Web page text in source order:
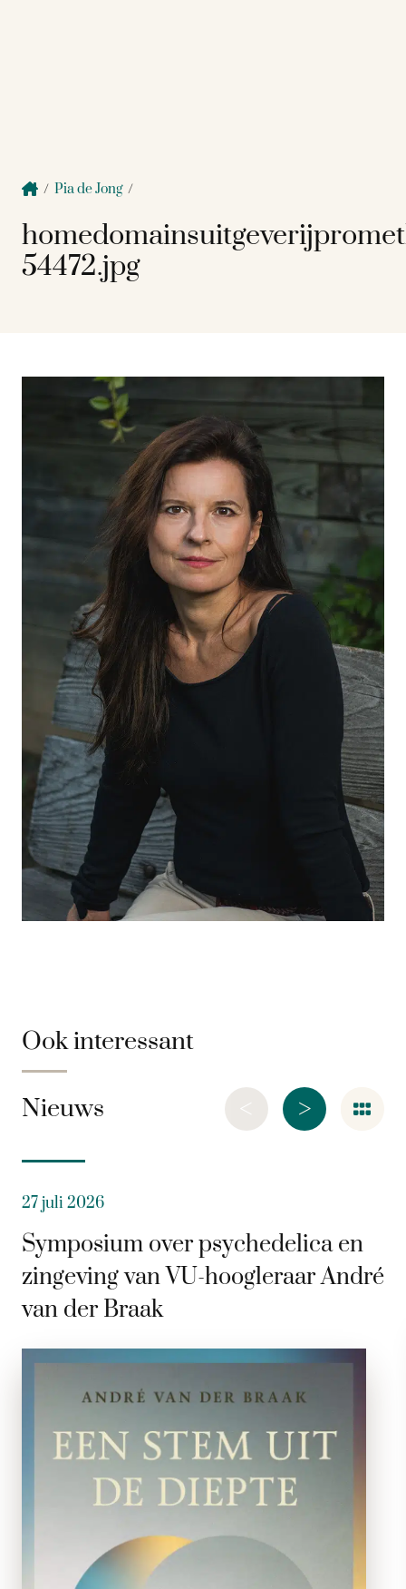
/ Pia de Jong/
54472.jpg
Ook interessant
Nieuws >
<
27 juli 2026
Symposium over psychedelica en
zingeving van VU-hoogleraar André
van der Braak